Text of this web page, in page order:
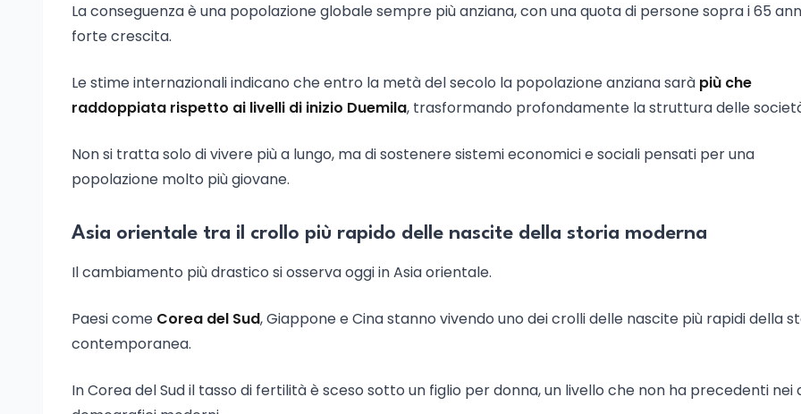
La conseguenza è una popolazione globale sempre più anziana, con una quota di persone sopra i 65
forte crescita.
Le stime internazionali indicano che entro la metà del secolo la popolazione anziana sarà più che
raddoppiata rispetto ai livelli di inizio Duemila, trasformando profondamente la struttura delle
Non si tratta solo di vivere più a lungo, ma di sostenere sistemi economici e sociali pensati per una
popolazione molto più giovane.
Asia orientale tra il crollo più rapido delle nascite della storia moderna
Il cambiamento più drastico si osserva oggi in Asia orientale.
Paesi come Corea del Sud, Giappone e Cina stanno vivendo uno dei crolli delle nascite più rapidi della
contemporanea.
In Corea del Sud il tasso di fertilità è sceso sotto un figlio per donna, un livello che non ha precedenti nei